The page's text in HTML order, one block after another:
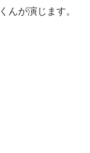
んが演じます。